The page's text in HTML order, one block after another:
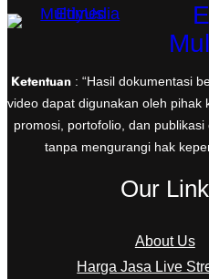
Ketentuan : “Hasil dokumentasi
video dapat digunakan oleh pihak
promosi, portofolio, dan
tanpa mengurangi hak
Our Link
About Us
Harga Jasa Live